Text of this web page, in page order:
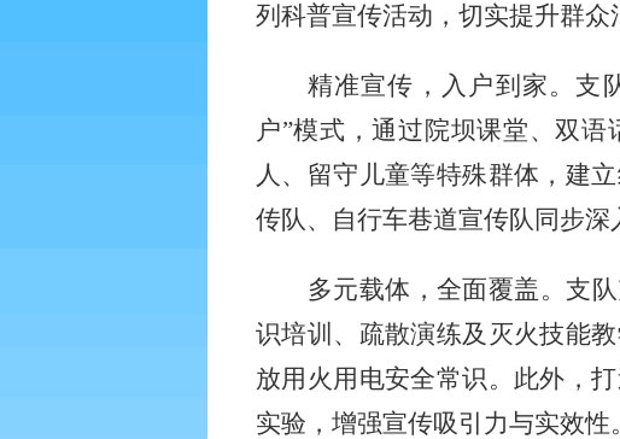
列科普宣传活动，切实提升群
精准宣传，入户到家。支
户”模式，通过院坝课堂、双
人、留守儿童等特殊群体，建
传队、自行车巷道宣传队同步深
多元载体，全面覆盖。支
识培训、疏散演练及灭火技能
放用火用电安全常识。此外，
实验，增强宣传吸引力与实效性。